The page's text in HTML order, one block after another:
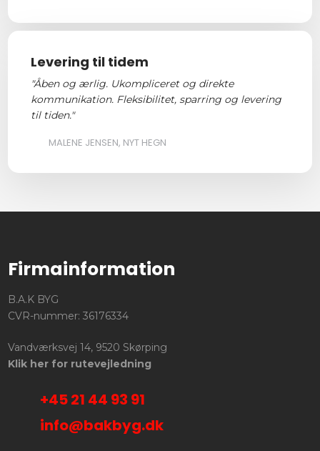
Levering til tidem
"Åben og ærlig. Ukompliceret og direkte
kommunikation. Fleksibilitet, sparring og levering
til tiden."
MALENE JENSEN, NYT HEGN
Firmainformation
B.A.K BYG
CVR-nummer: 36176334
Vandværksvej 14, 9520 Skørping
Klik her for rutevejledning
+45 21 44 93 91
info@bakbyg.dk